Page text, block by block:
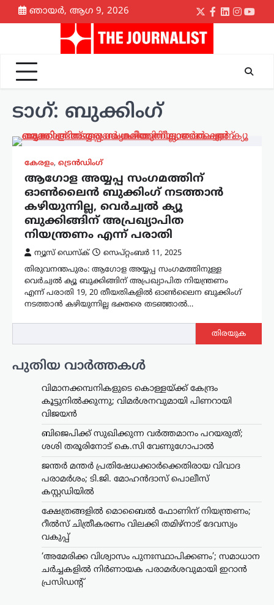
Skip
to
ഞായർ, ആഗ 9, 2026
Twitter
Facebook
LinkedIn
ടാഗ്: ബുക്കിംഗ്
കേരളം, ട്രെൻഡിംഗ്
ആഗോള അയ്യപ്പ സംഗമത്തിന്
ഓൺലൈൻ ബുക്കിംഗ് നടത്താൻ
കഴിയുന്നില്ല, വെർച്വൽ ക്യൂ
ബുക്കിങ്ങിന് അപ്രഖ്യാപിത
നിയന്ത്രണം എന്ന് പരാതി
ന്യൂസ് ഡെസ്ക്
സെപ്റ്റംബർ 11, 2025
തിരുവനന്തപുരം: ആഗോള അയ്യപ്പ സംഗമത്തിനുള്ള
വെർച്വൽ ക്യൂ ബുക്കിങ്ങിന് അപ്രഖ്യാപിത നിയന്ത്രണം
എന്ന് പരാതി 19, 20 തീയതികളിൽ ഓൺലൈന ബുക്കിംഗ്
നടത്താൻ കഴിയുന്നില്ല ഭക്തരെ തടഞ്ഞാൽ…
തിരയുക
പുതിയ വാർത്തകൾ
വിമാനക്കമ്പനികളുടെ കൊള്ളയ്ക്ക് കേന്ദ്രം
കൂട്ടുനിൽക്കുന്നു; വിമർശനവുമായി പിണറായി
വിജയൻ
ബിജെപിക്ക് സുഖിക്കുന്ന വര്‍ത്തമാനം പറയരുത്;
ശശി തരൂരിനോട് കെ.സി വേണുഗോപാൽ
ജന്തർ മന്തർ പ്രതിഷേധക്കാർക്കെതിരായ വിവാദ
പരാമർശം; ടി.ജി. മോഹൻദാസ് പൊലീസ്
കസ്റ്റഡിയിൽ
ക്ഷേത്രങ്ങളിൽ മൊബൈൽ ഫോണിന് നിയന്ത്രണം;
റീൽസ് ചിത്രീകരണം വിലക്കി തമിഴ്നാട് ദേവസ്വം
വകുപ്പ്
‘അമേരിക്ക വിശ്വാസം പുനഃസ്ഥാപിക്കണം’; സമാധാന
ചർച്ചകളിൽ നിർണായക പരാമർശവുമായി ഇറാൻ
പ്രസിഡന്റ്